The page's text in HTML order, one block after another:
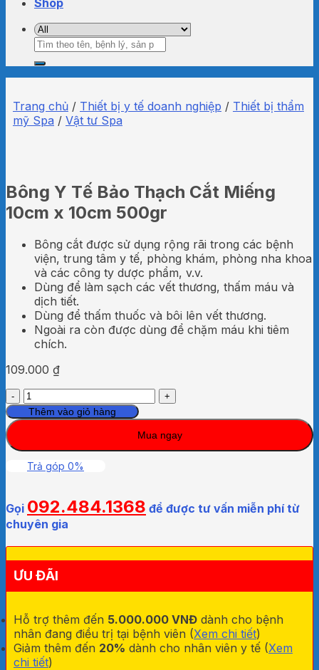
Tìm
kiếm:
Trang chủ / Thiết bị y tế doanh nghiệp / Thiết bị thẩm
mỹ Spa / Vật tư Spa
Bông Y Tế Bảo Thạch Cắt Miếng
10cm x 10cm 500gr
Bông cắt được sử dụng rộng rãi trong các bệnh
viện, trung tâm y tế, phòng khám, phòng nha khoa
và các công ty dược phẩm, v.v.
Dùng để làm sạch các vết thương, thấm máu và
dịch tiết.
Dùng để thấm thuốc và bôi lên vết thương.
Ngoài ra còn được dùng để chặm máu khi tiêm
chích.
109.000 ₫
Bông
Y
Tế
Thạch
Cắt
x
10cm
số
lượng
Thêm vào giỏ hàng
Mua ngay
Trả góp 0%
Gọi 092.484.1368 để được tư vấn miễn phí từ
chuyên gia
ƯU ĐÃI
Hỗ trợ thêm đến 5.000.000 VNĐ dành cho bệnh
nhân đang điều trị tại bệnh viên (Xem chi tiết)
Giảm thêm đến 20% dành cho nhân viên y tế (Xem
chi tiết)